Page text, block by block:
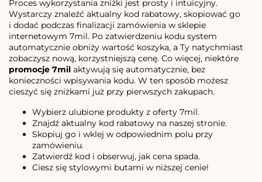
Proces wykorzystania zniżki jest prosty i intuicyjny.
Wystarczy znaleźć aktualny kod rabatowy, skopiować go
i dodać podczas finalizacji zamówienia w sklepie
internetowym 7mil. Po zatwierdzeniu kodu system
automatycznie obniży wartość koszyka, a Ty natychmiast
zobaczysz nową, korzystniejszą cenę. Co więcej, niektóre
promocje 7mil aktywują się automatycznie, bez
konieczności wpisywania kodu. W ten sposób możesz
cieszyć się zniżkami już przy pierwszych zakupach.
Wybierz ulubione produkty z oferty 7mil.
Znajdź aktualny kod rabatowy na naszej stronie.
Skopiuj go i wklej w odpowiednim polu przy
zamówieniu.
Zatwierdź kod i obserwuj, jak cena spada.
Ciesz się stylowymi butami w niższej cenie!